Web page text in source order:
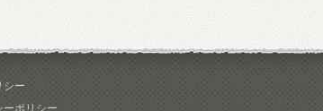
シー
ーポリシー